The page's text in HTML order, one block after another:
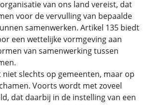
van ons land vereist, dat
voor de vervulling van bepaalde
samenwerken. Artikel 135 biedt
een wettelijke vormgeving aan
van samenwerking tussen
niet slechts op gemeenten, maar op
Voorts wordt met zoveel
dat daarbij in de instelling van een